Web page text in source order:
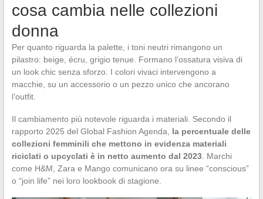
cosa cambia nelle collezioni
donna
Per quanto riguarda la palette, i toni neutri rimangono un
pilastro: beige, écru, grigio tenue. Formano l’ossatura visiva di
un look chic senza sforzo. I colori vivaci intervengono a
macchie, su un accessorio o un pezzo unico che ancorano
l’outfit.
Il cambiamento più notevole riguarda i materiali. Secondo il
rapporto 2025 del Global Fashion Agenda, la percentuale delle
collezioni femminili che mettono in evidenza materiali
riciclati o upcyclati è in netto aumento dal 2023. Marchi
come H&M, Zara e Mango comunicano ora su linee “conscious”
o “join life” nei loro lookbook di stagione.